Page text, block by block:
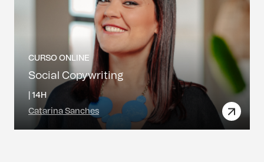
CURSO ONLINE
Social Copywriting
14H
Catarina Sanches